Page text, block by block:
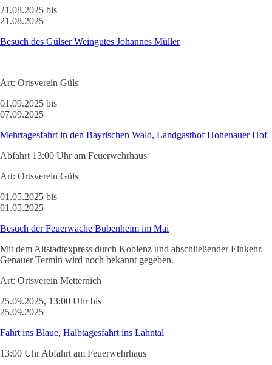
21.08.2025 bis
21.08.2025
Besuch des Gülser Weingutes Johannes Müller
Art: Ortsverein Güls
01.09.2025 bis
07.09.2025
Mehrtagesfahrt in den Bayrischen Wald, Landgasthof Hohenauer Hof
Abfahrt 13:00 Uhr am Feuerwehrhaus
Art: Ortsverein Güls
01.05.2025 bis
01.05.2025
Besuch der Feuerwache Bubenheim im Mai
Mit dem Altstadtexpress durch Koblenz und abschließender Einkehr.
Genauer Termin wird noch bekannt gegeben.
Art: Ortsverein Metternich
25.09.2025, 13:00 Uhr bis
25.09.2025
Fahrt ins Blaue, Halbtagesfahrt ins Lahntal
13:00 Uhr Abfahrt am Feuerwehrhaus